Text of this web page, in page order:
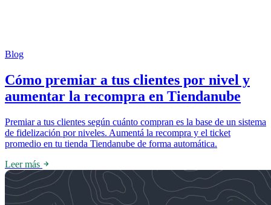
Blog
Cómo premiar a tus clientes por nivel y
aumentar la recompra en Tiendanube
Premiar a tus clientes según cuánto compran es la base de un sistema
de fidelización por niveles. Aumentá la recompra y el ticket
promedio en tu tienda Tiendanube de forma automática.
Leer más